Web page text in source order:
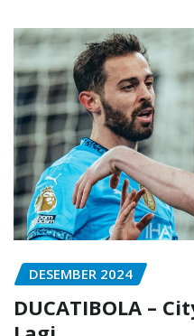
DESEMBER 2024
DUCATIBOLA –